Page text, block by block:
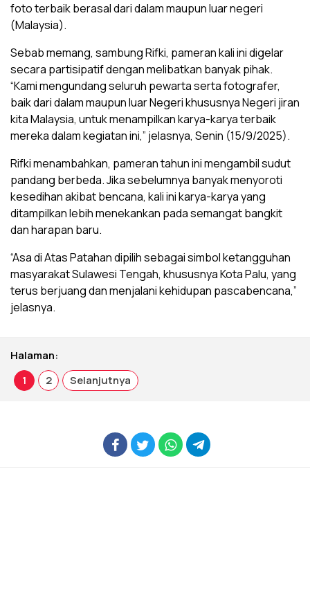
foto terbaik berasal dari dalam maupun luar negeri
(Malaysia).
Sebab memang, sambung Rifki, pameran kali ini digelar
secara partisipatif dengan melibatkan banyak pihak.
“Kami mengundang seluruh pewarta serta fotografer,
baik dari dalam maupun luar Negeri khususnya Negeri jiran
kita Malaysia, untuk menampilkan karya-karya terbaik
mereka dalam kegiatan ini,” jelasnya, Senin (15/9/2025).
Rifki menambahkan, pameran tahun ini mengambil sudut
pandang berbeda. Jika sebelumnya banyak menyoroti
kesedihan akibat bencana, kali ini karya-karya yang
ditampilkan lebih menekankan pada semangat bangkit
dan harapan baru.
“Asa di Atas Patahan dipilih sebagai simbol ketangguhan
masyarakat Sulawesi Tengah, khususnya Kota Palu, yang
terus berjuang dan menjalani kehidupan pascabencana,”
jelasnya.
Halaman:
1
2 Selanjutnya